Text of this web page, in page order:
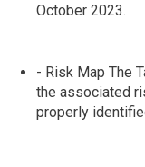
October 2023.
- Risk Map The
the associated
properly